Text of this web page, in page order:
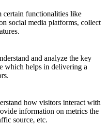
certain functionalities like
social media platforms, collect
and analyze the key
which helps in delivering a
how visitors interact with
information on metrics the
source, etc.